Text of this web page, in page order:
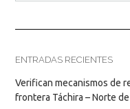
ENTRADAS RECIENTES
Verifican mecanismos de
frontera Táchira – Norte